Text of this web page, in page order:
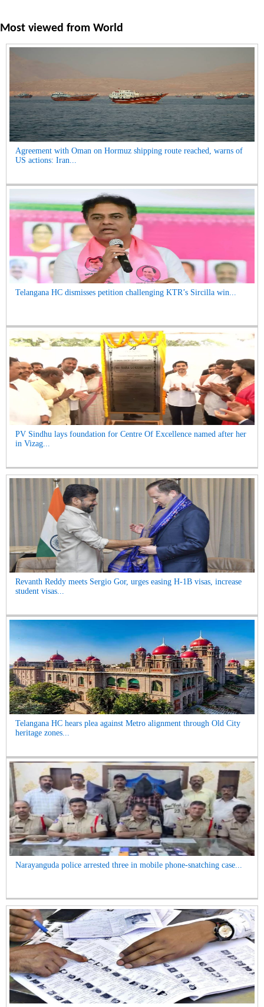
Most viewed from World
Agreement with Oman on Hormuz shipping route reached, warns of
US actions: Iran...
Telangana HC dismisses petition challenging KTR’s Sircilla win...
PV Sindhu lays foundation for Centre Of Excellence named after her
in Vizag...
Revanth Reddy meets Sergio Gor, urges easing H-1B visas, increase
student visas...
Telangana HC hears plea against Metro alignment through Old City
heritage zones...
Narayanguda police arrested three in mobile phone-snatching case...